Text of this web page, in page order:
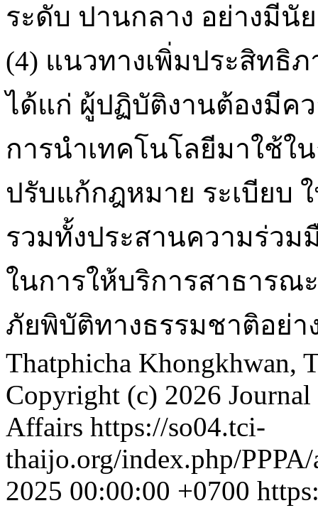
ระดับ ปานกลาง อย่างมีนั
(4) แนวทางเพิ่มประสิทธิ
ได้แก่ ผู้ปฏิบัติงานต้องมีค
การนำเทคโนโลยีมาใช้ใ
ปรับแก้กฎหมาย ระเบียบ
รวมทั้งประสานความร่ว
ในการให้บริการสาธารณ
ภัยพิบัติทางธรรมชาติอย่า
Thatphicha Khongkhwan,
Copyright (c) 2026
Affairs https://so04.tci-
thaijo.org/index.php/
2025 00:00:00 +0700